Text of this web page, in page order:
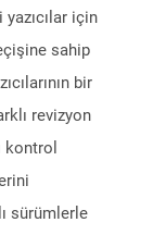
için
sahip
bir
revizyon
kontrol
sürümlerle